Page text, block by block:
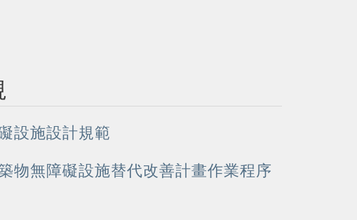
設施設計規範
物無障礙設施替代改善計畫作業程序